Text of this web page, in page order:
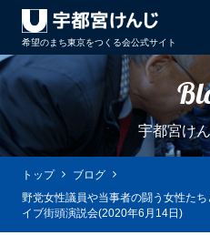
希望のまち東京をつくる会公式サイト
宇都宮け
トップ
ブログ
野党女性議員や当事者の闘う女性た
イブ街頭演説会(2020年6月14日)